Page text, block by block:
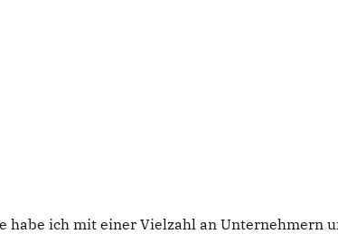
habe ich mit einer Vielzahl an Unternehmern